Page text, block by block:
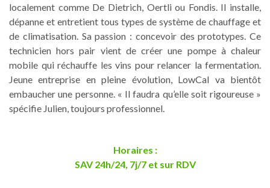
localement comme De Dietrich, Oertli ou Fondis. Il installe,
dépanne et entretient tous types de système de chauffage et
de climatisation. Sa passion : concevoir des prototypes. Ce
technicien hors pair vient de créer une pompe à chaleur
mobile qui réchauffe les vins pour relancer la fermentation.
Jeune entreprise en pleine évolution, LowCal va bientôt
embaucher une personne. « Il faudra qu’elle soit rigoureuse »
spécifie Julien, toujours professionnel.
Horaires :
SAV 24h/24, 7j/7 et sur RDV